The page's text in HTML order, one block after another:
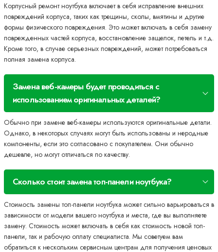
Корпусный ремонт ноутбука включает в себя исправление внешних
повреждений корпуса, таких как трещины, сколы, вмятины и другие
формы физического повреждения. Это может включать в себя замену
поврежденных частей корпуса, восстановление защелок, петель и т.д.
Кроме того, в случае серьезных повреждений, может потребоваться
полная замена корпуса.
Замена веб-камеры будет проводиться с
использованием оригинальных деталей?
Обычно при замене веб-камеры используются оригинальные детали.
Однако, в некоторых случаях могут быть использованы и неродные
компоненты, если это согласовано с покупателем. Они обычно
дешевле, но могут отличаться по качеству.
Сколько стоит замена топ-панели ноутбука?
Стоимость замены топ-панели ноутбука может сильно варьироваться в
зависимости от модели вашего ноутбука и места, где вы выполняете
замену. Стоимость может включать в себя как стоимость новой топ-
панели, так и рабочую оплату специалиста. Мы советуем вам
обратиться к нескольким сервисным центрам для получения ценовых